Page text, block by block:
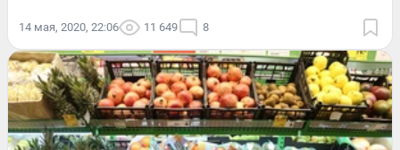
14 мая, 2020, 22:06 11 649 8